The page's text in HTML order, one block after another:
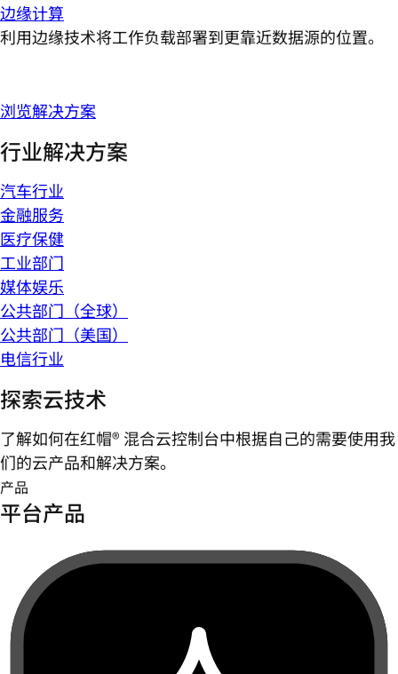
边缘计算
利用边缘技术将工作负载部署到更靠近数据源的位置。
浏览解决方案
行业解决方案
汽车行业
金融服务
医疗保健
工业部门
媒体娱乐
公共部门（全球）
公共部门（美国）
电信行业
探索云技术
了解如何在红帽® 混合云控制台中根据自己的需要使用我
们的云产品和解决方案。
产品
平台产品